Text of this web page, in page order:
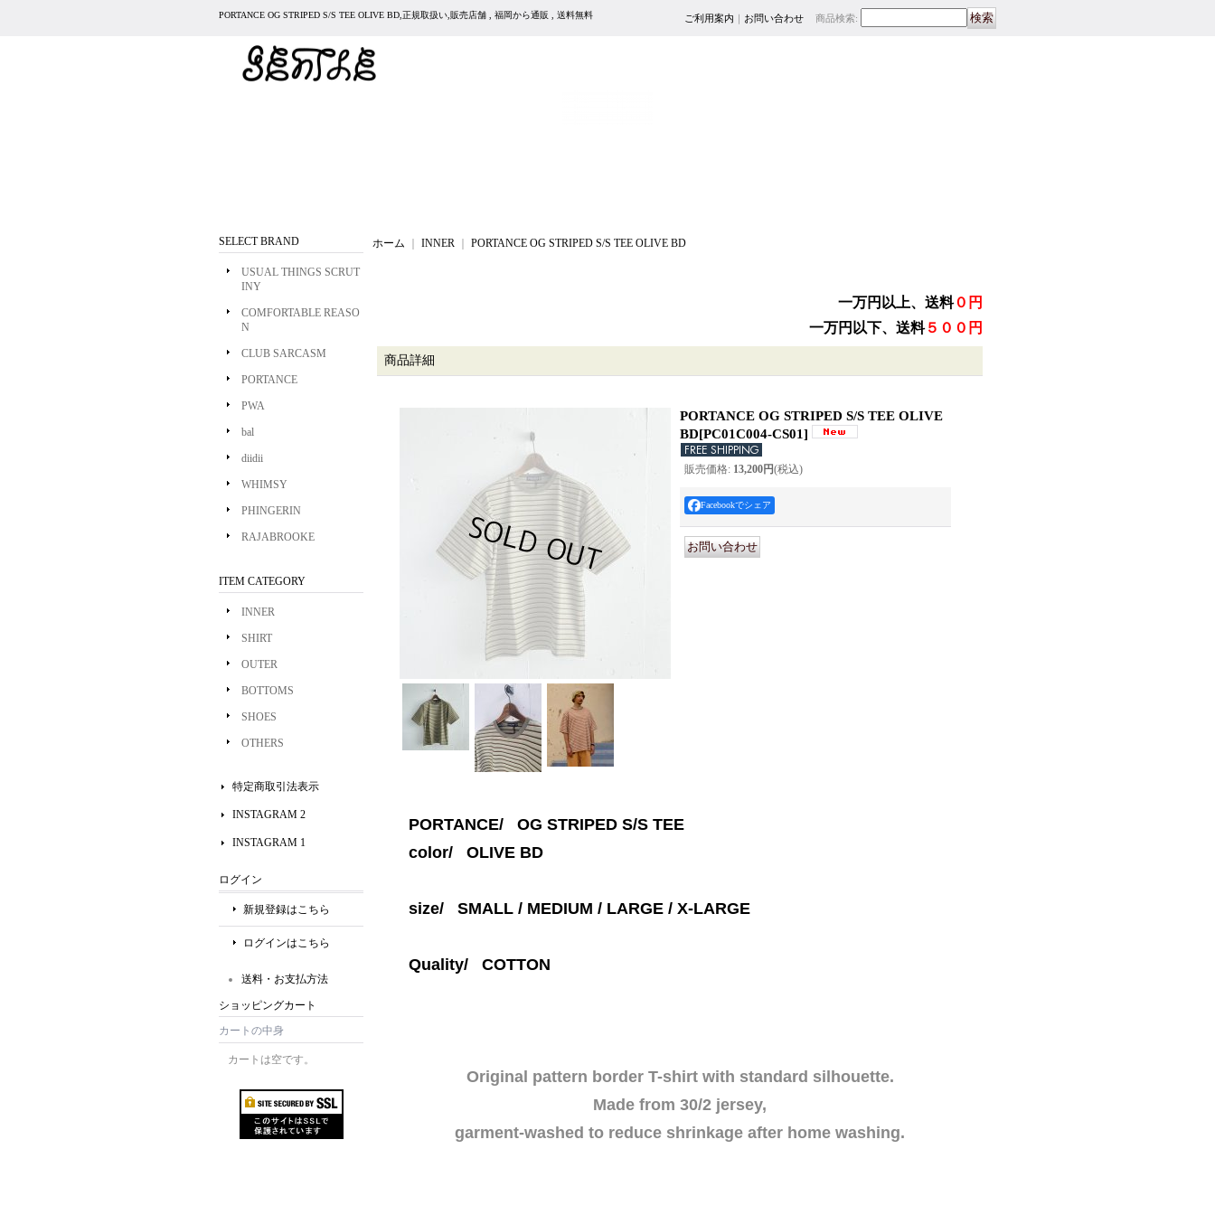
PORTANCE OG STRIPED S/S TEE OLIVE BD,正規取扱い,販売店舗 , 福岡から通販 , 送料無料 ご利用案内 ｜ お問い合わせ 商品検索:
SELECT BRAND
USUAL THINGS SCRUT
INY
COMFORTABLE REASO
N
CLUB SARCASM
PORTANCE
PWA
bal
diidii
WHIMSY
PHINGERIN
RAJABROOKE
ITEM CATEGORY
INNER
SHIRT
OUTER
BOTTOMS
SHOES
OTHERS
特定商取引法表示
INSTAGRAM 2
INSTAGRAM 1
ログイン
新規登録はこちら
ログインはこちら
送料・お支払方法
ショッピングカート
カートの中身
カートは空です。
ホーム INNER PORTANCE OG STRIPED S/S TEE OLIVE BD
一万円以上、送料０円
一万円以下、送料５００円
商品詳細
PORTANCE OG STRIPED S/S TEE OLIVE
BD[PC01C004-CS01]
販売価格: 13,200円(税込)
Facebookでシェア
PORTANCE/ OG STRIPED S/S TEE
color/ OLIVE BD
size/ SMALL / MEDIUM / LARGE / X-LARGE
Quality/ COTTON
Original pattern border T-shirt with standard silhouette.
Made from 30/2 jersey,
garment-washed to reduce shrinkage after home washing.